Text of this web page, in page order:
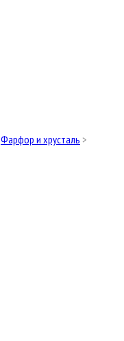
Фарфор и хрусталь >